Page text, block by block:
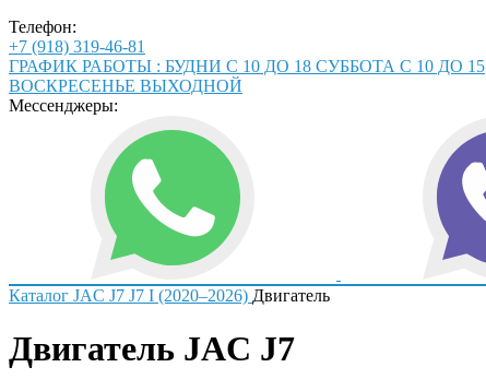
Телефон:
+7 (918) 319-46-81
ГРАФИК РАБОТЫ : БУДНИ С 10 ДО 18 СУББОТА С 10 ДО 15
ВОСКРЕСЕНЬЕ ВЫХОДНОЙ
Мессенджеры:
Каталог JAC J7 J7 I (2020–2026) Двигатель
Двигатель JAC J7